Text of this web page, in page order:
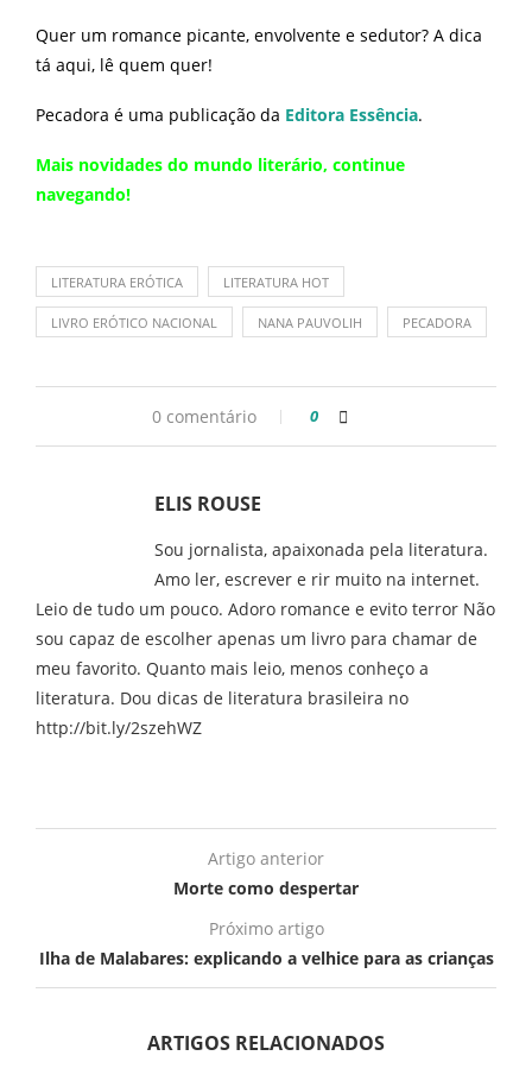
Quer um romance picante, envolvente e sedutor? A dica
tá aqui, lê quem quer!
Pecadora é uma publicação da Editora Essência.
Mais novidades do mundo literário, continue
navegando!
LITERATURA ERÓTICA LITERATURA HOT
LIVRO ERÓTICO NACIONAL NANA PAUVOLIH PECADORA
0 comentário 0
ELIS ROUSE
Sou jornalista, apaixonada pela literatura.
Amo ler, escrever e rir muito na internet.
Leio de tudo um pouco. Adoro romance e evito terror Não
sou capaz de escolher apenas um livro para chamar de
meu favorito. Quanto mais leio, menos conheço a
literatura. Dou dicas de literatura brasileira no
http://bit.ly/2szehWZ
Artigo anterior
Morte como despertar
Próximo artigo
Ilha de Malabares: explicando a velhice para as crianças
ARTIGOS RELACIONADOS